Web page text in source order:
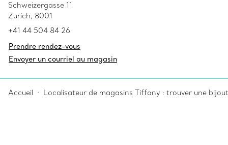
Schweizergasse 11
Zurich, 8001
+41 44 504 84 26
Prendre rendez-vous
Envoyer un courriel au magasin
Accueil Localisateur de magasins Tiffany : trouver une